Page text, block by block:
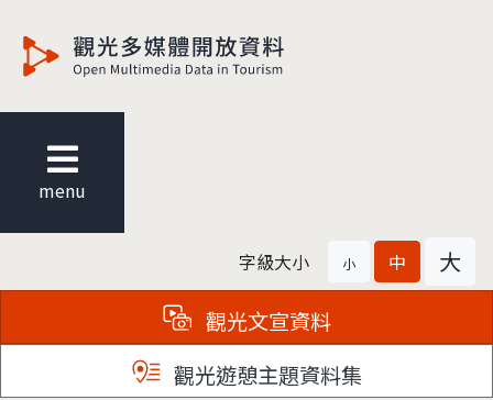
menu
字級大小 小 中 大
觀光文宣資料
觀光遊憩主題資料集